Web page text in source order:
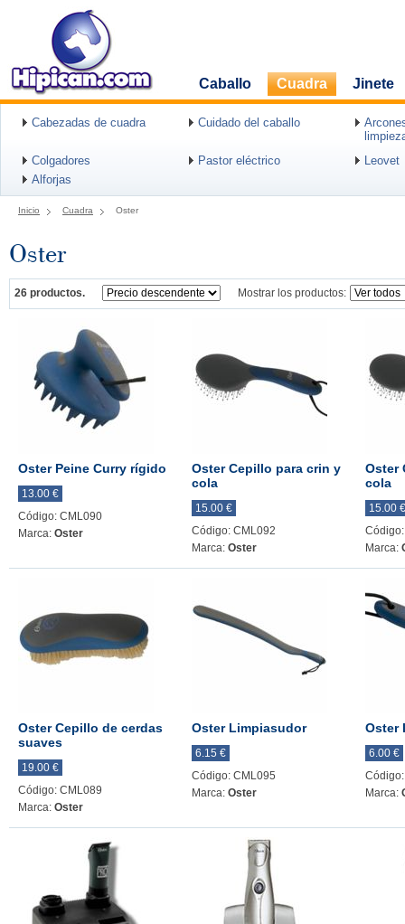
Caballo Cuadra Jinete
Cabezadas de cuadra Cuidado del caballo
Colgadores
Pastor eléctrico
Leovet
Alforjas
Inicio Cuadra Oster
Oster
26 productos. Mostrar los productos:
Oster Peine Curry rígido
13.00 €
Código: CML090
Marca: Oster
Oster Cepillo para crin y
cola
15.00 €
Código: CML092
Marca: Oster
Oster
cola
15.00 €
Marca:
Oster Cepillo de cerdas
suaves
19.00 €
Código: CML089
Marca: Oster
Oster Limpiasudor
6.15 €
Código: CML095
Marca: Oster
Oster
6.00 €
Marca: